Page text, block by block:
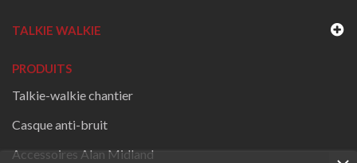
TALKIE WALKIE
PRODUITS
Talkie-walkie chantier
Casque anti-bruit
Accessoires Alan Midland